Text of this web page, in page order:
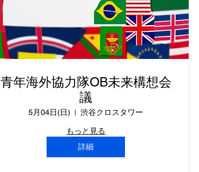
青年海外協力隊OB未来構想会
議
5月04日(日)
渋谷クロスタワー
もっと見る
詳細